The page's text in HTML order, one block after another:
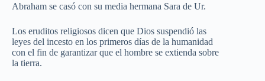
Abraham se casó con su media hermana Sara de Ur.
Los eruditos religiosos dicen que Dios suspendió las
leyes del incesto en los primeros días de la humanidad
con el fin de garantizar que el hombre se extienda sobre
la tierra.